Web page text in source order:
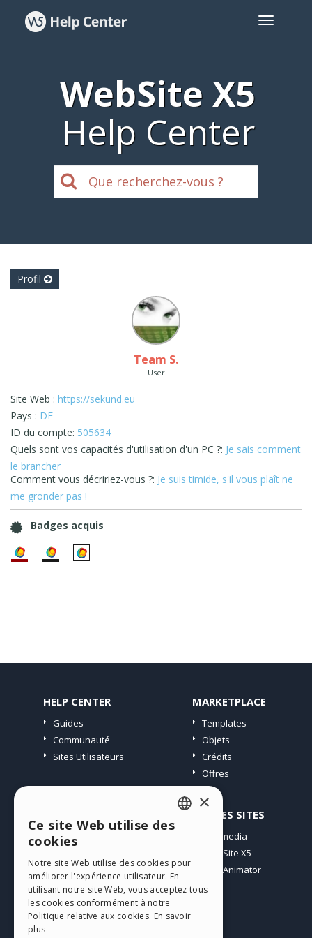
WebSite X5
Help Center
Profil
Team S.
User
Site Web : https://sekund.eu
Pays : DE
ID du compte: 505634
Quels sont vos capacités d'utilisation d'un PC ?: Je sais comment
le brancher
Comment vous décririez-vous ?: Je suis timide, s'il vous plaît ne
me gronder pas !
Badges acquis
HELP CENTER
Guides
Communauté
Sites Utilisateurs
MARKETPLACE
Templates
Objets
Crédits
Offres
Mes Messages
Télécharger
Espace Web
Mes Crédits
AUTRES SITES
Incomedia
WebSite X5
WebAnimator
ENGLISH
GERMAN
SPANISH
×
Ce site Web utilise des
cookies
Notre site Web utilise des cookies pour
améliorer l'expérience utilisateur. En
utilisant notre site Web, vous acceptez tous
les cookies conformément à notre
Politique relative aux cookies. En savoir
plus